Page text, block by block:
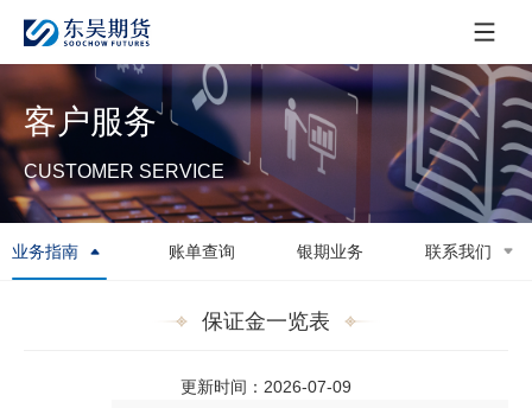
客户服务
CUSTOMER SERVICE
业务指南 账单查询 银期业务 联系我们
保证金一览表
更新时间：2026-07-09